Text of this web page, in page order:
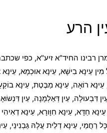
הרע
רבינו החיד"א זיע"א, כפי
עֵינָא בִישָׁא, עֵינָא אוּכְמָא,
רוֹאָה, עֵינָא מַבֶּטֶת, עֵינָא
דִּבְעוּלָה, עַיִן דְּאַלְמָנָה, עַיִן
חַדָּא, עֵינָא חִוָּורָא, עֵינָא
רַחֲמֵי, עֵינָא דְלֵית עֲלָהּ גַּבְנִינֵי,